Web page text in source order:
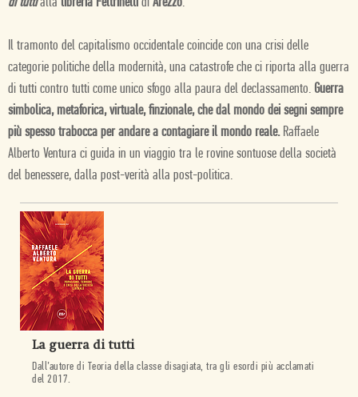
Il tramonto del capitalismo occidentale coincide con una crisi delle
categorie politiche della modernità, una catastrofe che ci riporta alla guerra
di tutti contro tutti come unico sfogo alla paura del declassamento. Guerra
simbolica, metaforica, virtuale, finzionale, che dal mondo dei segni sempre
più spesso trabocca per andare a contagiare il mondo reale.Raffaele
Alberto Ventura ci guida in un viaggio tra le rovine sontuose della società
del benessere, dalla post-verità alla post-politica.
La guerra di tutti
Dall’autore di Teoria della classe disagiata, tra gli esordi più acclamati
del 2017.